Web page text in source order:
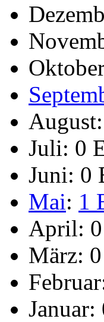
August:
Juli: 0
Juni: 0
Mai: 1
April:
März:
Januar: